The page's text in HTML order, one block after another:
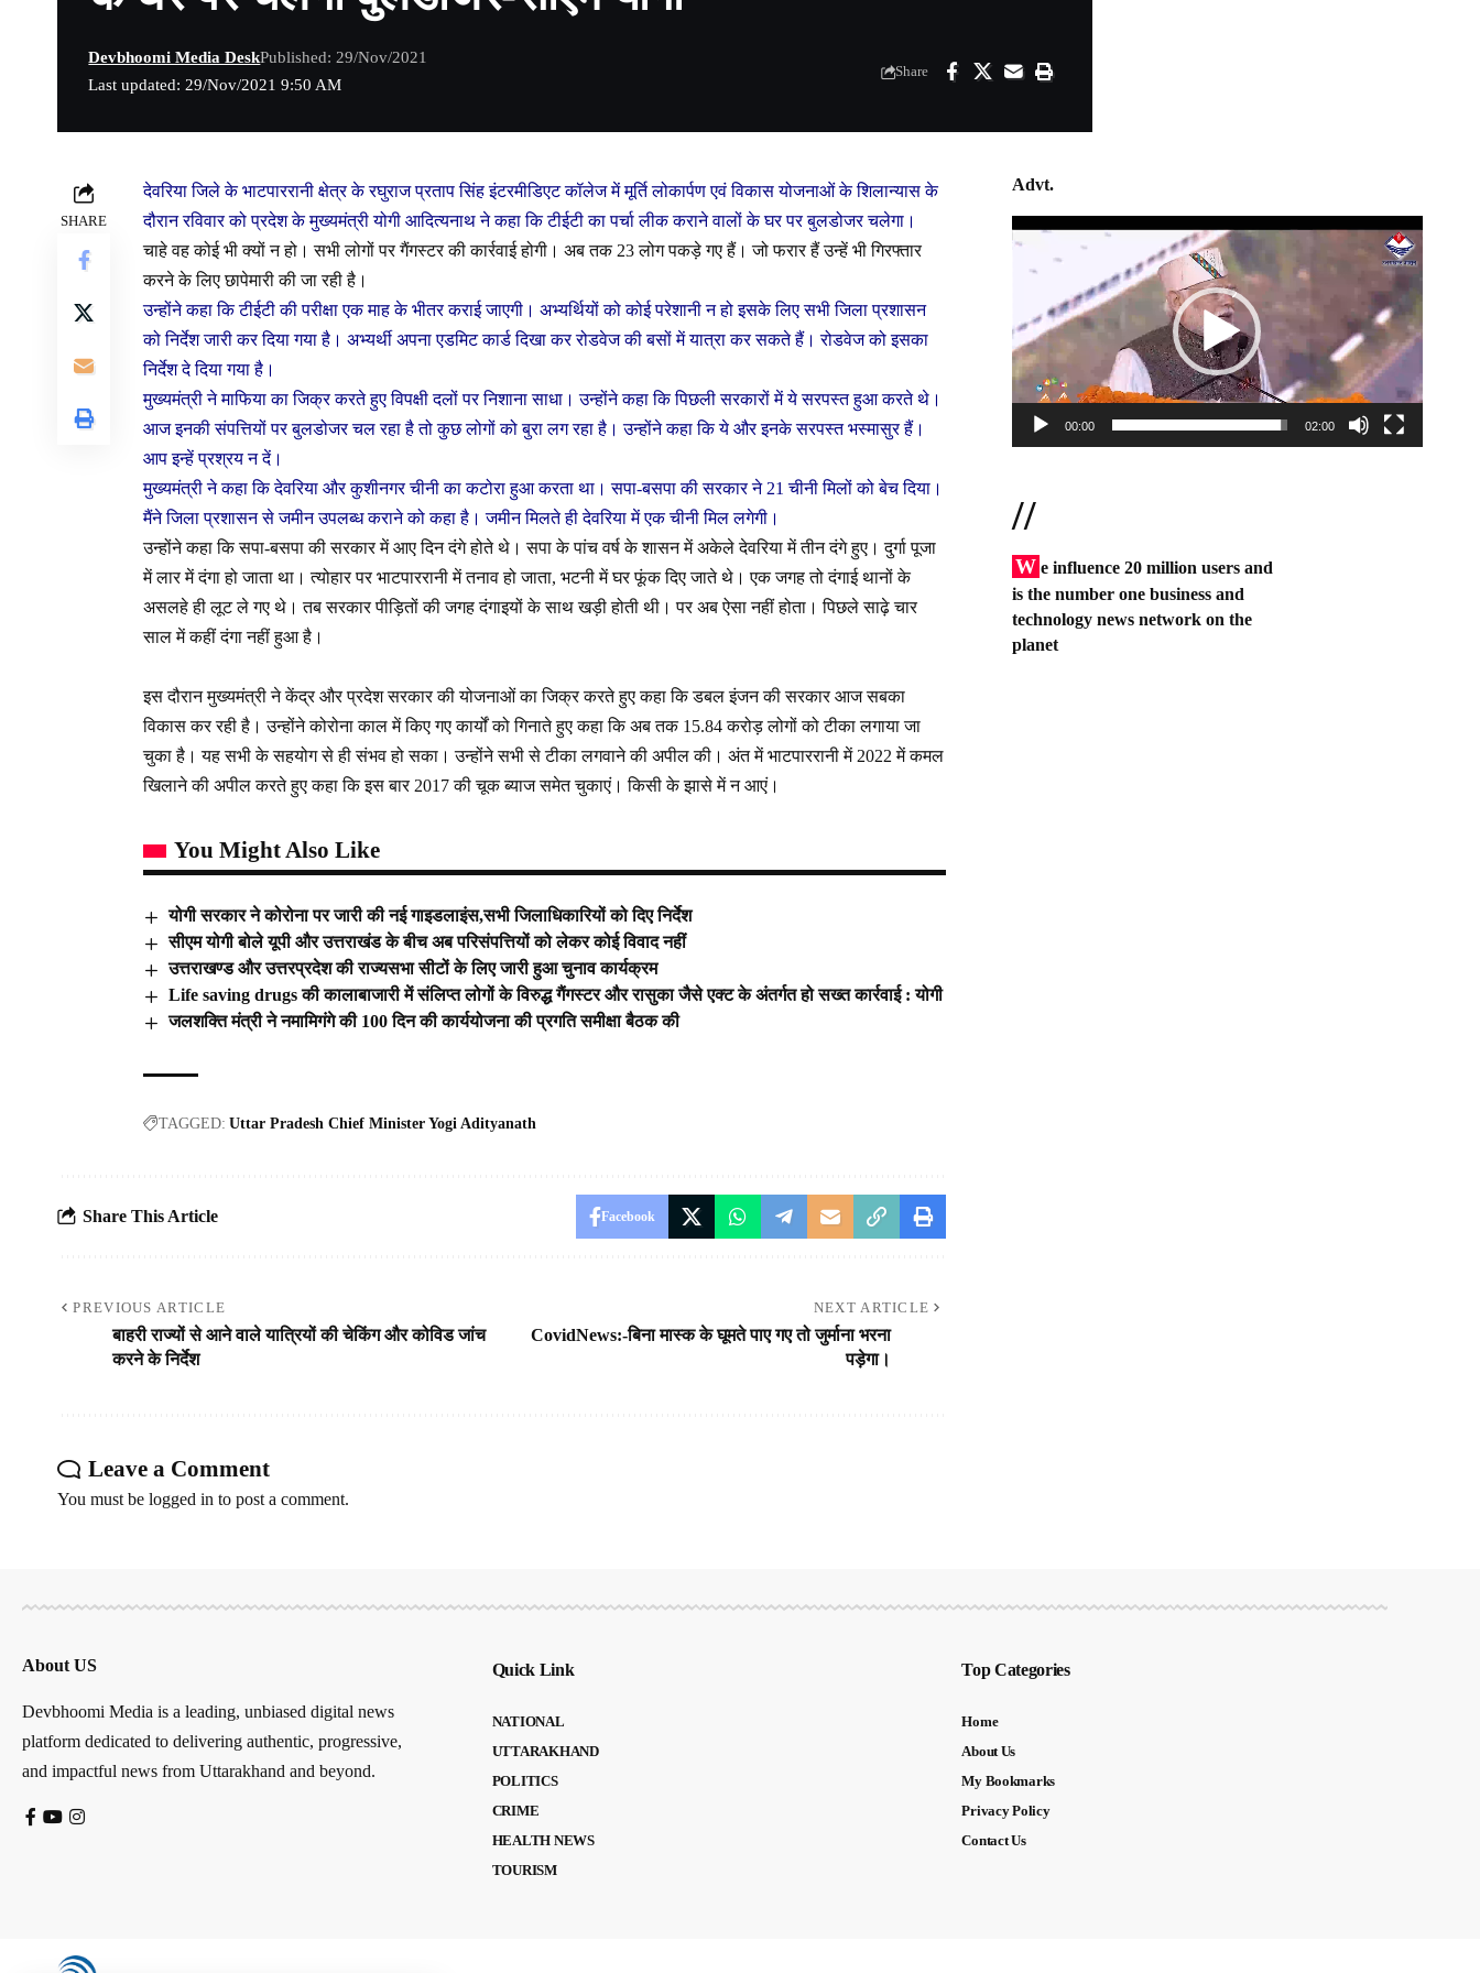
Last updated: 29/Nov/2021 9:50 AM
Devbhoomi Media DeskPublished: 29/Nov/2021
Share
SHARE
देवरिया जिले के भाटपाररानी क्षेत्र के रघुराज प्रताप सिंह इंटरमीडिएट कॉलेज में मूर्ति लोकार्पण एवं विकास योजनाओं के शिलान्यास के
दौरान रविवार को प्रदेश के मुख्यमंत्री योगी आदित्यनाथ ने कहा कि टीईटी का पर्चा लीक कराने वालों के घर पर बुलडोजर चलेगा।
चाहे वह कोई भी क्यों न हो। सभी लोगों पर गैंगस्टर की कार्रवाई होगी। अब तक 23 लोग पकड़े गए हैं। जो फरार हैं उन्हें भी गिरफ्तार
करने के लिए छापेमारी की जा रही है।
उन्होंने कहा कि टीईटी की परीक्षा एक माह के भीतर कराई जाएगी। अभ्यर्थियों को कोई परेशानी न हो इसके लिए सभी जिला प्रशासन
को निर्देश जारी कर दिया गया है। अभ्यर्थी अपना एडमिट कार्ड दिखा कर रोडवेज की बसों में यात्रा कर सकते हैं। रोडवेज को इसका
निर्देश दे दिया गया है।
मुख्यमंत्री ने माफिया का जिक्र करते हुए विपक्षी दलों पर निशाना साधा। उन्होंने कहा कि पिछली सरकारों में ये सरपस्त हुआ करते थे।
आज इनकी संपत्तियों पर बुलडोजर चल रहा है तो कुछ लोगों को बुरा लग रहा है। उन्होंने कहा कि ये और इनके सरपस्त भस्मासुर हैं।
आप इन्हें प्रश्रय न दें।
मुख्यमंत्री ने कहा कि देवरिया और कुशीनगर चीनी का कटोरा हुआ करता था। सपा-बसपा की सरकार ने 21 चीनी मिलों को बेच दिया।
मैंने जिला प्रशासन से जमीन उपलब्ध कराने को कहा है। जमीन मिलते ही देवरिया में एक चीनी मिल लगेगी।
उन्होंने कहा कि सपा-बसपा की सरकार में आए दिन दंगे होते थे। सपा के पांच वर्ष के शासन में अकेले देवरिया में तीन दंगे हुए। दुर्गा पूजा
में लार में दंगा हो जाता था। त्योहार पर भाटपाररानी में तनाव हो जाता, भटनी में घर फूंक दिए जाते थे। एक जगह तो दंगाई थानों के
असलहे ही लूट ले गए थे। तब सरकार पीड़ितों की जगह दंगाइयों के साथ खड़ी होती थी। पर अब ऐसा नहीं होता। पिछले साढ़े चार
साल में कहीं दंगा नहीं हुआ है।
इस दौरान मुख्यमंत्री ने केंद्र और प्रदेश सरकार की योजनाओं का जिक्र करते हुए कहा कि डबल इंजन की सरकार आज सबका
विकास कर रही है। उन्होंने कोरोना काल में किए गए कार्यों को गिनाते हुए कहा कि अब तक 15.84 करोड़ लोगों को टीका लगाया जा
चुका है। यह सभी के सहयोग से ही संभव हो सका। उन्होंने सभी से टीका लगवाने की अपील की। अंत में भाटपाररानी में 2022 में कमल
खिलाने की अपील करते हुए कहा कि इस बार 2017 की चूक ब्याज समेत चुकाएं। किसी के झासे में न आएं।
You Might Also Like
योगी सरकार ने कोरोना पर जारी की नई गाइडलाइंस,सभी जिलाधिकारियों को दिए निर्देश
सीएम योगी बोले यूपी और उत्तराखंड के बीच अब परिसंपत्तियों को लेकर कोई विवाद नहीं
उत्तराखण्ड और उत्तरप्रदेश की राज्यसभा सीटों के लिए जारी हुआ चुनाव कार्यक्रम
Life saving drugs की कालाबाजारी में संलिप्त लोगों के विरुद्ध गैंगस्टर और रासुका जैसे एक्ट के अंतर्गत हो सख्त कार्रवाई : योगी
जलशक्ति मंत्री ने नमामिगंगे की 100 दिन की कार्ययोजना की प्रगति समीक्षा बैठक की
TAGGED: Uttar Pradesh Chief Minister Yogi Adityanath
Share This Article Facebook
PREVIOUS ARTICLE
बाहरी राज्यों से आने वाले यात्रियों की चेकिंग और कोविड जांच
करने के निर्देश
NEXT ARTICLE
CovidNews:-बिना मास्क के घूमते पाए गए तो जुर्माना भरना
पड़ेगा।
Leave a Comment
You must be logged in to post a comment.
Advt.
Video
00:00 02:00
//
W e influence 20 million users and
is the number one business and
technology news network on the
planet
About US
Devbhoomi Media is a leading, unbiased digital news
platform dedicated to delivering authentic, progressive,
and impactful news from Uttarakhand and beyond.
Quick Link
NATIONAL
UTTARAKHAND
POLITICS
CRIME
HEALTH NEWS
TOURISM
Top Categories
Home
About Us
My Bookmarks
Privacy Policy
Contact Us